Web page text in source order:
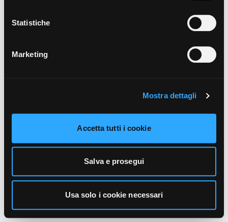
funzionamento, puoi prendere visione dell’informativa
cliccando qui.
Statistiche
Marketing
Mostra dettagli
Accetta tutti i cookie
Salva e prosegui
Usa solo i cookie necessari